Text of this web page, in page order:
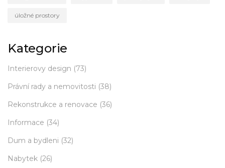
úložné prostory
Kategorie
Interierovy design (73)
Právní rady a nemovitosti (38)
Rekonstrukce a renovace (36)
Informace (34)
Dum a bydleni (32)
Nabytek (26)